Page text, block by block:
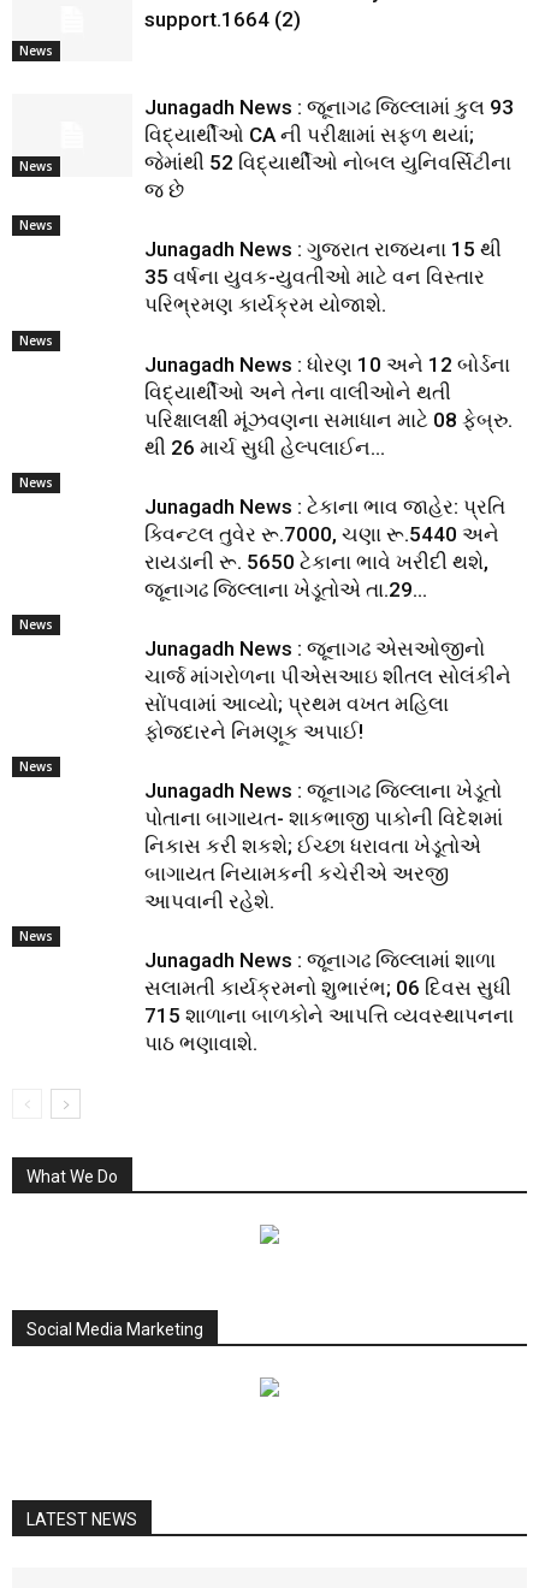
News
support.1664 (2)
News
Junagadh News : જૂનાગઢ જિલ્લામાં કુલ 93
વિદ્યાર્થીઓ CA ની પરીક્ષામાં સફળ થયાં;
જેમાંથી 52 વિદ્યાર્થીઓ નોબલ યુનિવર્સિટીના
જ છે
News
Junagadh News : ગુજરાત રાજ્યના 15 થી
35 વર્ષના યુવક-યુવતીઓ માટે વન વિસ્તાર
પરિભ્રમણ કાર્યક્રમ યોજાશે.
News
Junagadh News : ધોરણ 10 અને 12 બોર્ડના
વિદ્યાર્થીઓ અને તેના વાલીઓને થતી
પરિક્ષાલક્ષી મૂંઝવણના સમાધાન માટે 08 ફેબ્રુ.
થી 26 માર્ચ સુધી હેલ્પલાઈન...
News
Junagadh News : ટેકાના ભાવ જાહેર: પ્રતિ
ક્વિન્ટલ તુવેર રૂ.7000, ચણા રૂ.5440 અને
રાયડાની રૂ. 5650 ટેકાના ભાવે ખરીદી થશે,
જૂનાગઢ જિલ્લાના ખેડૂતોએ તા.29...
News
Junagadh News : જૂનાગઢ એસઓજીનો
ચાર્જ માંગરોળના પીએસઆઇ શીતલ સોલંકીને
સોંપવામાં આવ્યો; પ્રથમ વખત મહિલા
ફોજદારને નિમણૂક અપાઈ!
News
Junagadh News : જૂનાગઢ જિલ્લાના ખેડૂતો
પોતાના બાગાયત- શાકભાજી પાકોની વિદેશમાં
નિકાસ કરી શકશે; ઈચ્છા ધરાવતા ખેડૂતોએ
બાગાયત નિયામકની કચેરીએ અરજી
આપવાની રહેશે.
News
Junagadh News : જૂનાગઢ જિલ્લામાં શાળા
સલામતી કાર્યક્રમનો શુભારંભ; 06 દિવસ સુધી
715 શાળાના બાળકોને આપત્તિ વ્યવસ્થાપનના
પાઠ ભણાવાશે.
What We Do
Social Media Marketing
LATEST NEWS